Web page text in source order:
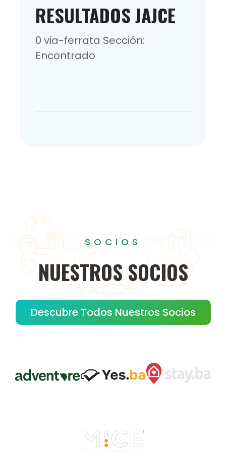
RESULTADOS JAJCE
0 via-ferrata Sección:
Encontrado
SOCIOS
NUESTROS SOCIOS
Descubre Todos Nuestros Socios